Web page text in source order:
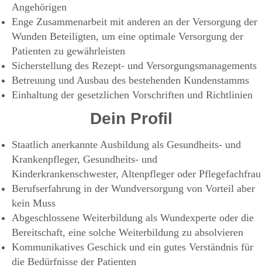
Angehörigen
Enge Zusammenarbeit mit anderen an der Versorgung der
Wunden Beteiligten, um eine optimale Versorgung der
Patienten zu gewährleisten
Sicherstellung des Rezept- und Versorgungsmanagements
Betreuung und Ausbau des bestehenden Kundenstamms
Einhaltung der gesetzlichen Vorschriften und Richtlinien
Dein Profil
Staatlich anerkannte Ausbildung als Gesundheits- und
Krankenpfleger, Gesundheits- und
Kinderkrankenschwester, Altenpfleger oder Pflegefachfrau
Berufserfahrung in der Wundversorgung von Vorteil aber
kein Muss
Abgeschlossene Weiterbildung als Wundexperte oder die
Bereitschaft, eine solche Weiterbildung zu absolvieren
Kommunikatives Geschick und ein gutes Verständnis für
die Bedürfnisse der Patienten